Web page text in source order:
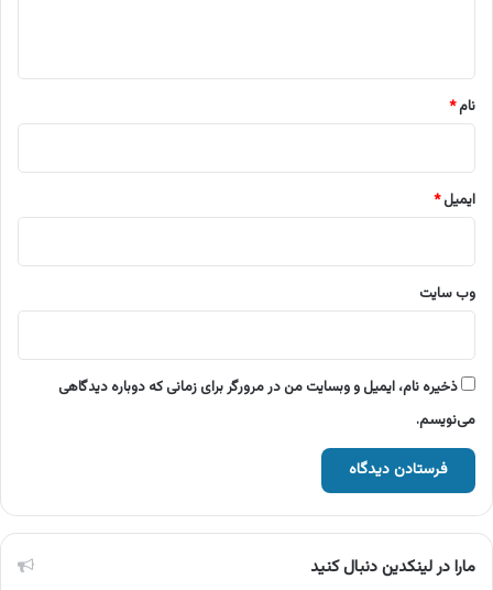
نام*
ایمیل*
وب‌ سایت
ذخیره نام، ایمیل و وبسایت من در مرورگر برای زمانی که دوباره دیدگاهی
می‌نویسم.
مارا در لینکدین دنبال کنید